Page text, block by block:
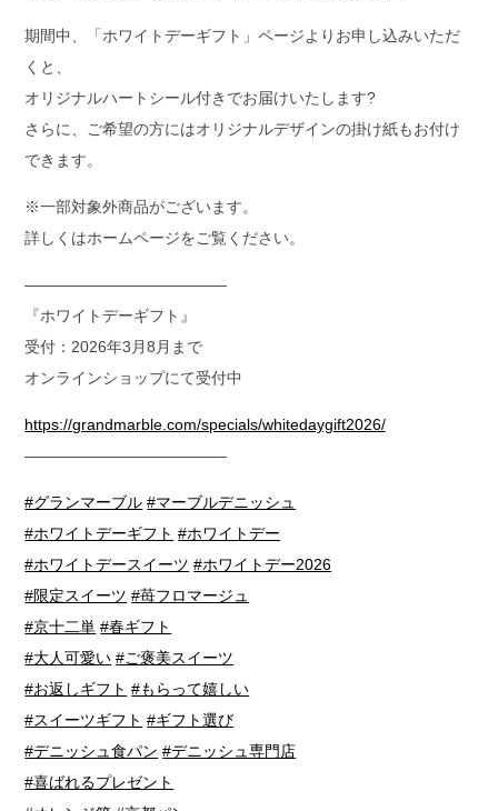
期間中、「ホワイトデーギフト」ページよりお申し込みいただ
くと、
オリジナルハートシール付きでお届けいたします?
さらに、ご希望の方にはオリジナルデザインの掛け紙もお付け
できます。
※一部対象外商品がございます。
詳しくはホームページをご覧ください。
—————————————
『ホワイトデーギフト』
受付：2026年3月8月まで
オンラインショップにて受付中
https://grandmarble.com/specials/whitedaygift2026/
—————————————
#グランマーブル #マーブルデニッシュ
#ホワイトデーギフト #ホワイトデー
#ホワイトデースイーツ #ホワイトデー2026
#限定スイーツ #苺フロマージュ
#京十二単 #春ギフト
#大人可愛い #ご褒美スイーツ
#お返しギフト #もらって嬉しい
#スイーツギフト #ギフト選び
#デニッシュ食パン #デニッシュ専門店
#喜ばれるプレゼント